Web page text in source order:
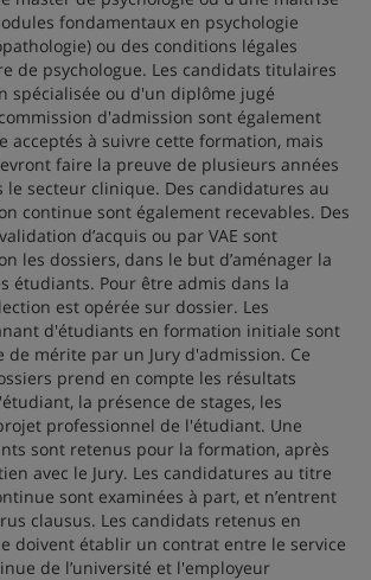
fondamentaux en psychologie
ou des conditions légales
de psychologue. Les candidats titulaires
spécialisée ou d'un diplôme jugé
d'admission sont également
acceptés à suivre cette formation, mais
faire la preuve de plusieurs années
le secteur clinique. Des candidatures au
continue sont également recevables. Des
d’acquis ou par VAE sont
les dossiers, dans le but d’aménager la
étudiants. Pour être admis dans la
est opérée sur dossier. Les
d'étudiants en formation initiale sont
de mérite par un Jury d'admission. Ce
prend en compte les résultats
la présence de stages, les
professionnel de l'étudiant. Une
sont retenus pour la formation, après
avec le Jury. Les candidatures au titre
sont examinées à part, et n’entrent
clausus. Les candidats retenus en
doivent établir un contrat entre le service
de l’université et l'employeur